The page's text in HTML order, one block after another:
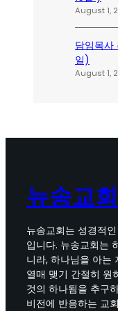
August 1,
담임목사
일)
August 1,
뉴송교회
뉴송교회는 성경적
입니다. 뉴송교회는
니라, 하나님을 아는
열매 맺기 간절히 원
것의 하나됨을 추구
비전에 반응하는 교